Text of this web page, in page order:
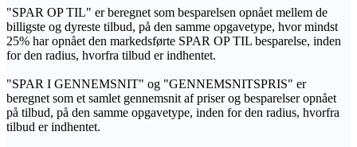
"SPAR OP TIL" er beregnet som besparelsen opnået mellem de
billigste og dyreste tilbud, på den samme opgavetype, hvor mindst
25% har opnået den markedsførte SPAR OP TIL besparelse, inden
for den radius, hvorfra tilbud er indhentet.
"SPAR I GENNEMSNIT" og "GENNEMSNITSPRIS" er
beregnet som et samlet gennemsnit af priser og besparelser opnået
på tilbud, på den samme opgavetype, inden for den radius, hvorfra
tilbud er indhentet.